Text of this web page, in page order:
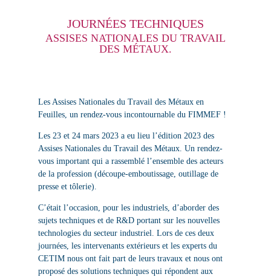
JOURNÉES TECHNIQUES
ASSISES NATIONALES DU TRAVAIL
DES MÉTAUX.
Les Assises Nationales du Travail des Métaux en
Feuilles, un rendez-vous incontournable du FIMMEF !
Les 23 et 24 mars 2023 a eu lieu l’édition 2023 des
Assises Nationales du Travail des Métaux. Un rendez-
vous important qui a rassemblé l’ensemble des acteurs
de la profession (découpe-emboutissage, outillage de
presse et tôlerie).
C’était l’occasion, pour les industriels, d’aborder des
sujets techniques et de R&D portant sur les nouvelles
technologies du secteur industriel. Lors de ces deux
journées, les intervenants extérieurs et les experts du
CETIM nous ont fait part de leurs travaux et nous ont
proposé des solutions techniques qui répondent aux